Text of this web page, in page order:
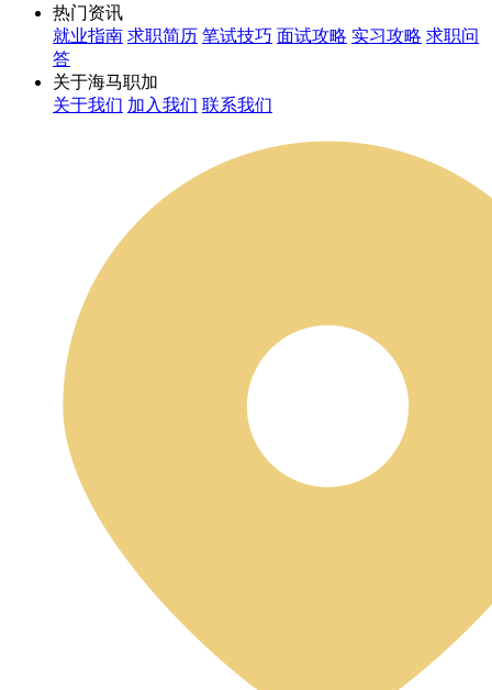
热门资讯
就业指南 求职简历 笔试技巧 面试攻略 实习攻略 求职问
答
关于海马职加
关于我们 加入我们 联系我们